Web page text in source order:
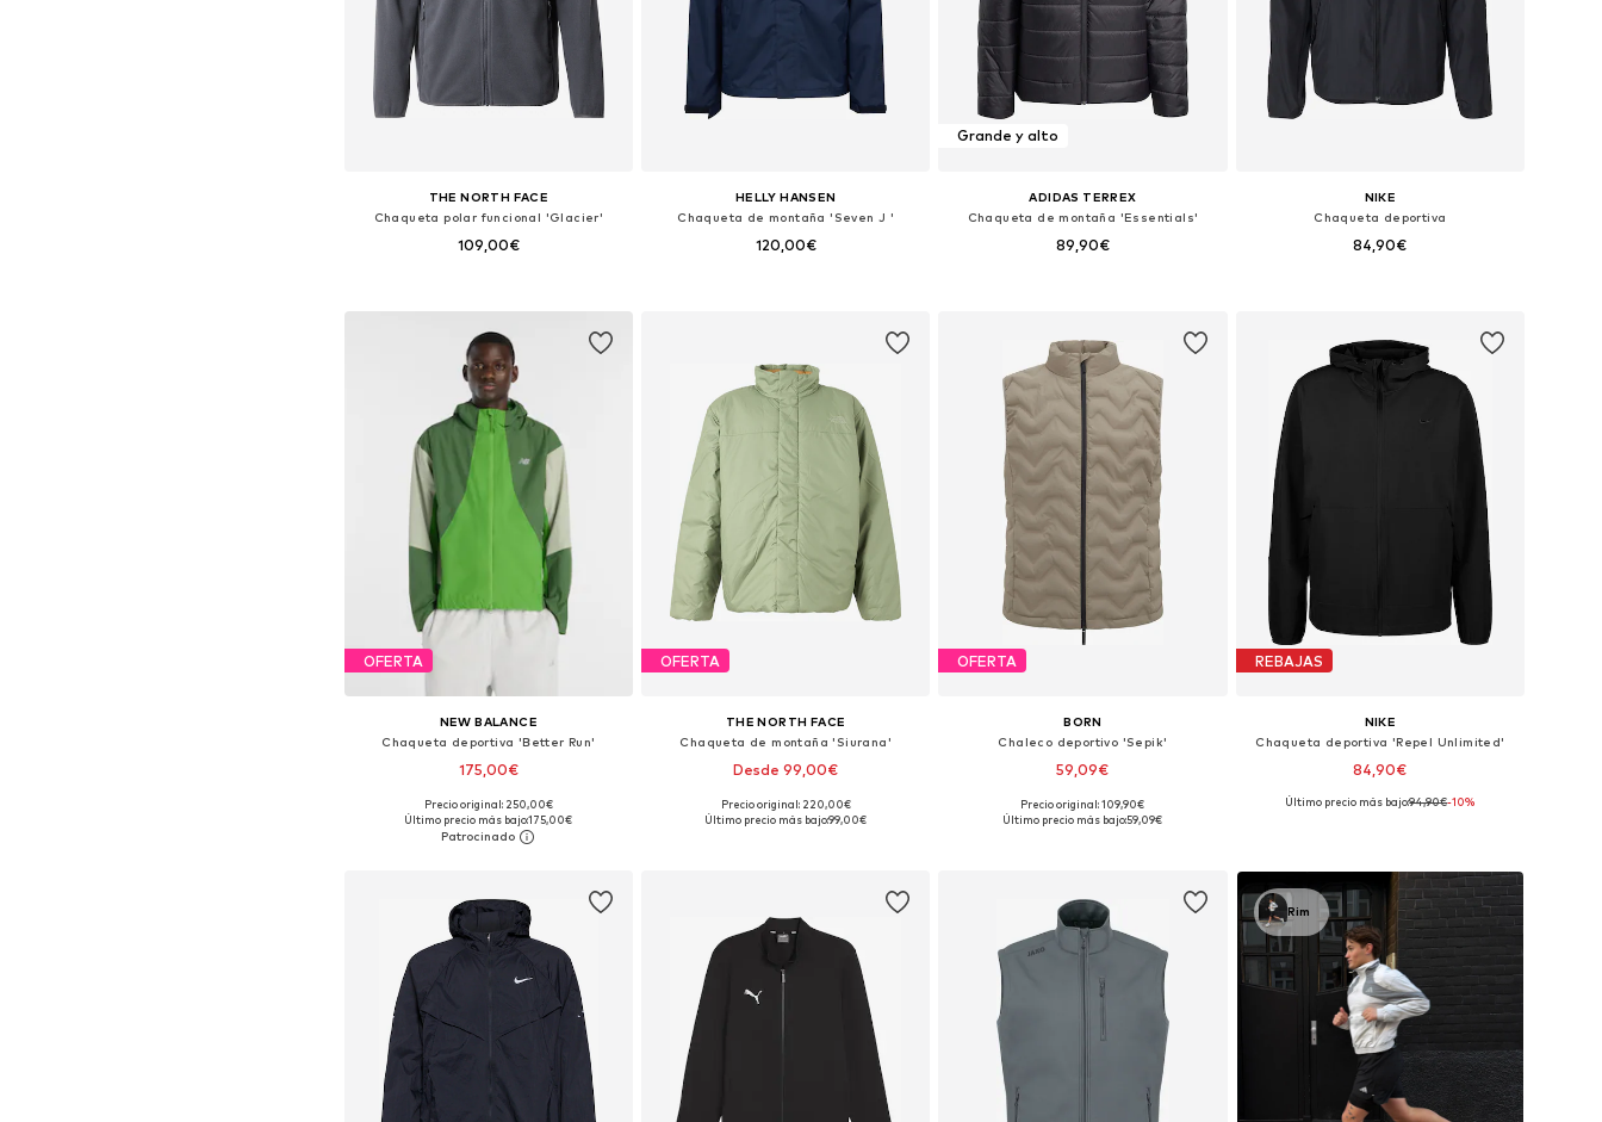
THE NORTH FACE
Chaqueta polar funcional 'Glacier'
109,00€
HELLY HANSEN
Chaqueta de montaña 'Seven J '
120,00€
Grande y alto
ADIDAS TERREX
Chaqueta de montaña 'Essentials'
89,90€
NIKE
Chaqueta deportiva
84,90€
OFERTA
NEW BALANCE
Chaqueta deportiva 'Better Run'
175,00€
Tallas disponibles: XS, S, M, L, XL
Añadir a la cesta
Precio original: 250,00€
Último precio más bajo:175,00€
OFERTA
THE NORTH FACE
Chaqueta de montaña 'Siurana'
Desde 99,00€
Tallas disponibles: XS, S, M, L, XL, XXL
Precio original: 220,00€
Último precio más bajo:99,00€
OFERTA
BORN
Chaleco deportivo 'Sepik'
59,09€
Tallas disponibles: S, M, L, XL
Precio original: 109,90€
Último precio más bajo:59,09€
REBAJAS
NIKE
Chaqueta deportiva 'Repel Unlimited'
84,90€
Tallas disponibles: S, M, L, XL, XXL
Último precio más bajo:94,90€-10%
Rim